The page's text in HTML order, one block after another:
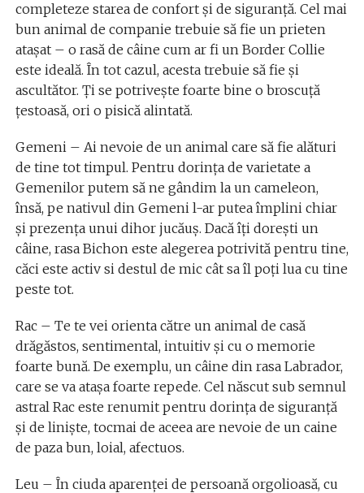
completeze starea de confort şi de siguranţă. Cel mai
bun animal de companie trebuie să fie un prieten
atașat – o rasă de câine cum ar fi un Border Collie
este ideală. În tot cazul, acesta trebuie să fie şi
ascultător. Ţi se potriveşte foarte bine o broscuţă
ţestoasă, ori o pisică alintată.
Gemeni – Ai nevoie de un animal care să fie alături
de tine tot timpul. Pentru dorinţa de varietate a
Gemenilor putem să ne gândim la un cameleon,
însă, pe nativul din Gemeni l-ar putea împlini chiar
şi prezenţa unui dihor jucăuş. Dacă îți dorești un
câine, rasa Bichon este alegerea potrivită pentru tine,
căci este activ si destul de mic cât sa îl poți lua cu tine
peste tot.
Rac – Te te vei orienta către un animal de casă
drăgăstos, sentimental, intuitiv şi cu o memorie
foarte bună. De exemplu, un câine din rasa Labrador,
care se va ataşa foarte repede. Cel născut sub semnul
astral Rac este renumit pentru dorinţa de siguranţă
şi de linişte, tocmai de aceea are nevoie de un caine
de paza bun, loial, afectuos.
Leu – În ciuda aparenţei de persoană orgolioasă, cu